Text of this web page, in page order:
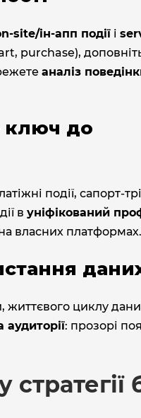
ін‑апп події і
purchase),
аналіз
ключ до
події,
в уніфікований
власних платформах.
життєвого циклу
аудиторії: прозорі